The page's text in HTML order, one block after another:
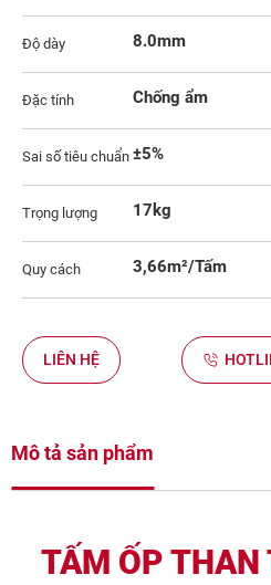
Độ dày 8.0mm
Đặc tính Chống ẩm
Sai số tiêu chuẩn ±5%
Trọng lượng 17kg
Quy cách 3,66m²/Tấm
LIÊN HỆ
Mô tả sản phẩm
TẤM ỐP THAN